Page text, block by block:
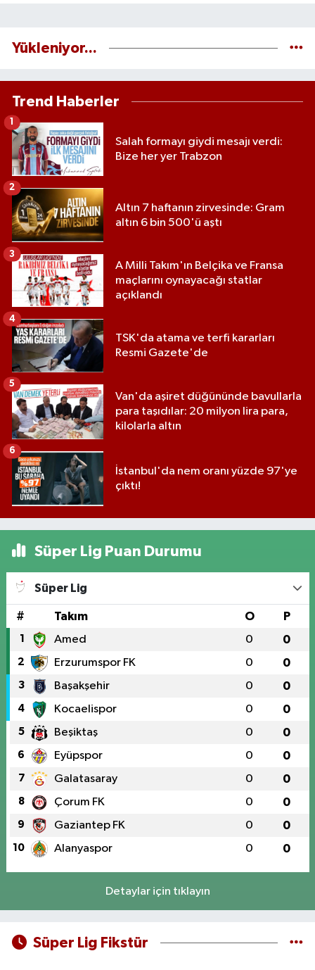
Yükleniyor...
Trend Haberler
Salah formayı giydi mesajı verdi:
Bize her yer Trabzon
Altın 7 haftanın zirvesinde: Gram
altın 6 bin 500'ü aştı
2
A Milli Takım'ın Belçika ve Fransa
maçlarını oynayacağı statlar
açıklandı
3
TSK'da atama ve terfi kararları
Resmi Gazete'de
4
Van'da aşiret düğününde bavullarla
para taşıdılar: 20 milyon lira para,
kilolarla altın
5
İstanbul'da nem oranı yüzde 97'ye
çıktı!
6
Süper Lig Puan Durumu
Süper Lig
# Takım O P
1 Amed 0 0
2 Erzurumspor FK 0 0
3 Başakşehir 0 0
4 Kocaelispor 0 0
5 Beşiktaş 0 0
6 Eyüpspor 0 0
7 Galatasaray 0 0
8 Çorum FK 0 0
9 Gaziantep FK 0 0
10 Alanyaspor 0 0
Detaylar için tıklayın
Süper Lig Fikstür